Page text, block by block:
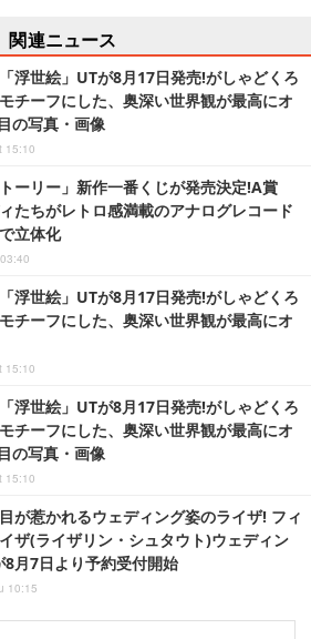
関連ニュース
浮世絵」UTが8月17日発売!がしゃどくろ
チーフにした、奥深い世界観が最高にオ
の写真・画像
15:10
トーリー」新作一番くじが発売決定!A賞
たちがレトロ感満載のアナログレコード
立体化
浮世絵」UTが8月17日発売!がしゃどくろ
チーフにした、奥深い世界観が最高にオ
15:10
浮世絵」UTが8月17日発売!がしゃどくろ
チーフにした、奥深い世界観が最高にオ
の写真・画像
15:10
が惹かれるウェディング姿のライザ! フィ
ザ(ライザリン・シュタウト)ウェディン
月7日より予約受付開始
10:15